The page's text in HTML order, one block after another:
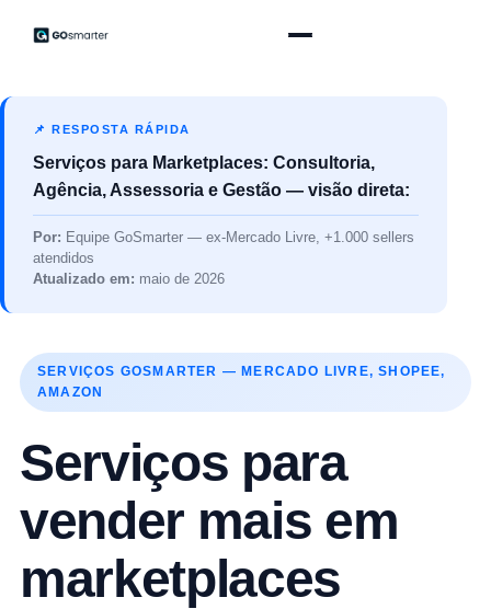
📌 RESPOSTA RÁPIDA
Serviços para Marketplaces: Consultoria,
Agência, Assessoria e Gestão — visão direta:
Por: Equipe GoSmarter — ex-Mercado Livre, +1.000 sellers
atendidos
Atualizado em: maio de 2026
SERVIÇOS GOSMARTER — MERCADO LIVRE, SHOPEE,
AMAZON
Serviços para
vender mais em
marketplaces